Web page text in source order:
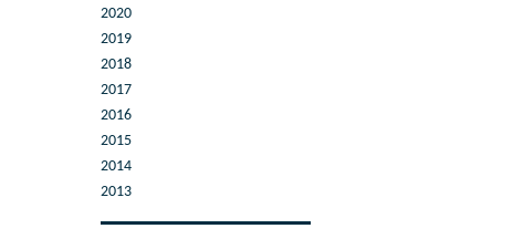
2020
2019
2018
2017
2016
2015
2014
2013